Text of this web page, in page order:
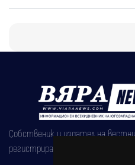
Собственик и издател на
регистрирана на 08.05.2002 година.